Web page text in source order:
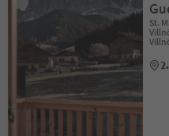
St.